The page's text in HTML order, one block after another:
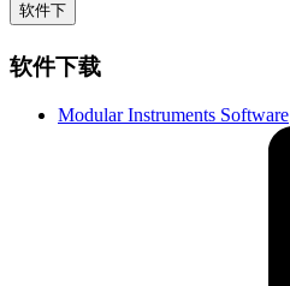
软件下
软件下载
Modular Instruments Software